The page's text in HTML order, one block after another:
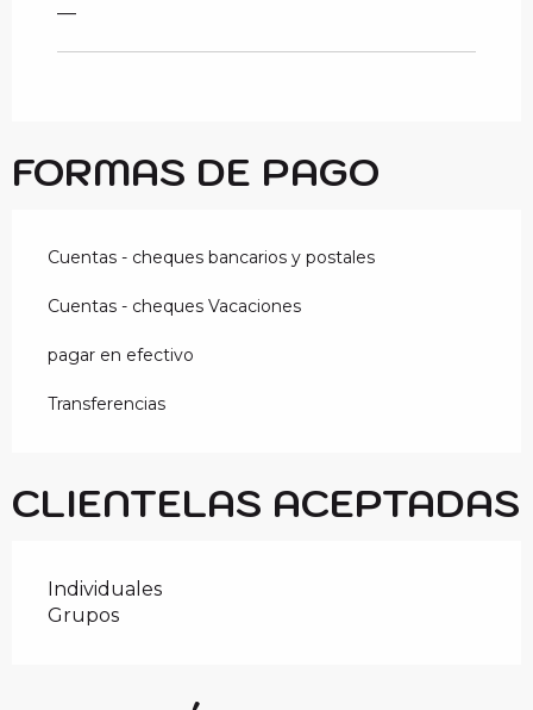
—
FORMAS DE PAGO
Cuentas - cheques bancarios y postales
Cuentas - cheques Vacaciones
pagar en efectivo
Transferencias
CLIENTELAS ACEPTADAS
Individuales
Grupos